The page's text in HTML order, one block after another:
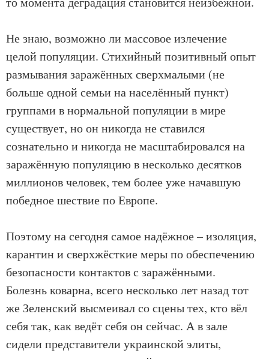
Не знаю, возможно ли массовое излечение
целой популяции. Стихийный позитивный опыт
размывания заражённых сверхмалыми (не
больше одной семьи на населённый пункт)
группами в нормальной популяции в мире
существует, но он никогда не ставился
сознательно и никогда не масштабировался на
заражённую популяцию в несколько десятков
миллионов человек, тем более уже начавшую
победное шествие по Европе.
Поэтому на сегодня самое надёжное – изоляция,
карантин и сверхжёсткие меры по обеспечению
безопасности контактов с заражёнными.
Болезнь коварна, всего несколько лет назад тот
же Зеленский высмеивал со сцены тех, кто вёл
себя так, как ведёт себя он сейчас. А в зале
сидели представители украинской элиты,